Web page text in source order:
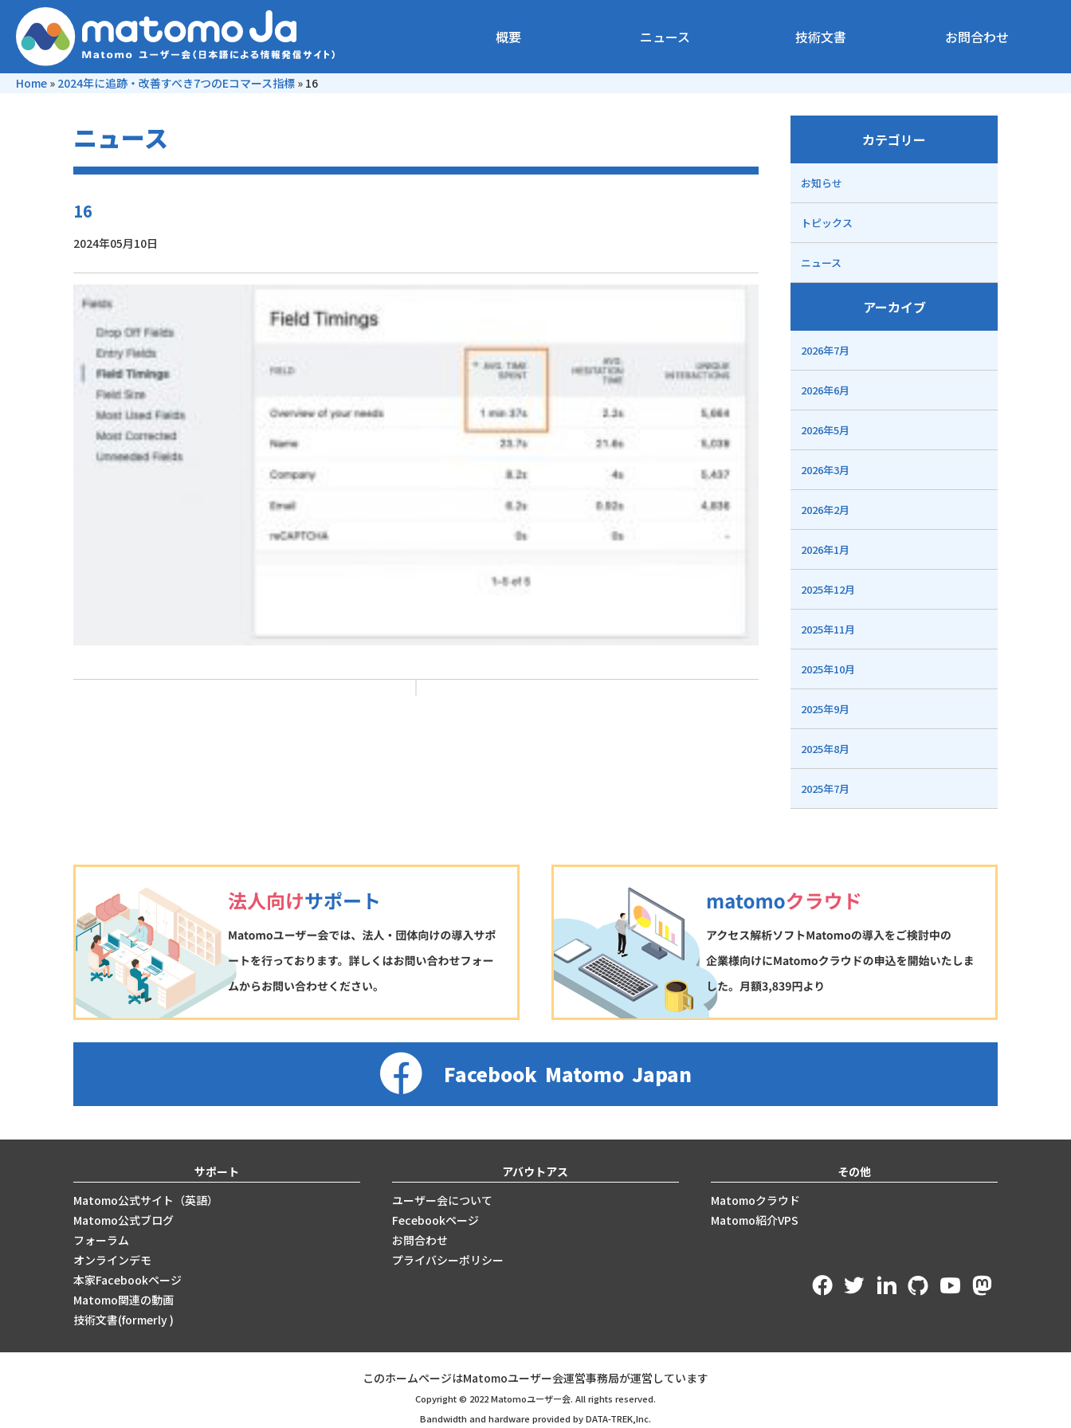
概要 ニュース 技術文書 お問合わせ
Home » 2024年に追跡・改善すべき7つのEコマース指標 » 16
ニュース
16
2024年05月10日
カテゴリー
お知らせ
トピックス
ニュース
アーカイブ
2026年7月
2026年6月
2026年5月
2026年3月
2026年2月
2026年1月
2025年12月
2025年11月
2025年10月
2025年9月
2025年8月
2025年7月
Facebook Matomo Japan
サポート
Matomo公式サイト（英語）
Matomo公式ブログ
フォーラム
オンラインデモ
本家Facebookページ
Matomo関連の動画
技術文書(formerly )
アバウトアス
ユーザー会について
Fecebookページ
お問合わせ
プライバシーポリシー
その他
Matomoクラウド
Matomo紹介VPS
このホームページはMatomoユーザー会運営事務局が運営しています
Copyright © 2022 Matomoユーザー会. All rights reserved.
Bandwidth and hardware provided by DATA-TREK,Inc.